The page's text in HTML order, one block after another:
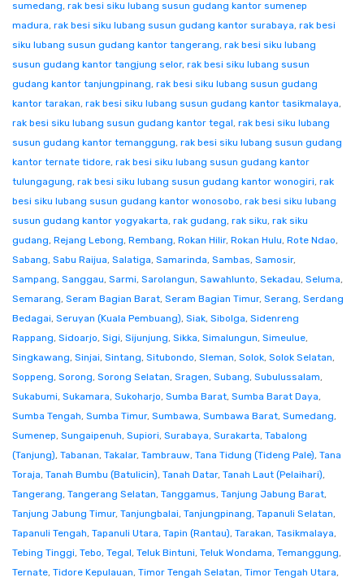
sumedang, rak besi siku lubang susun gudang kantor sumenep
madura, rak besi siku lubang susun gudang kantor surabaya, rak besi
siku lubang susun gudang kantor tangerang, rak besi siku lubang
susun gudang kantor tangjung selor, rak besi siku lubang susun
gudang kantor tanjungpinang, rak besi siku lubang susun gudang
kantor tarakan, rak besi siku lubang susun gudang kantor tasikmalaya,
rak besi siku lubang susun gudang kantor tegal, rak besi siku lubang
susun gudang kantor temanggung, rak besi siku lubang susun gudang
kantor ternate tidore, rak besi siku lubang susun gudang kantor
tulungagung, rak besi siku lubang susun gudang kantor wonogiri, rak
besi siku lubang susun gudang kantor wonosobo, rak besi siku lubang
susun gudang kantor yogyakarta, rak gudang, rak siku, rak siku
gudang, Rejang Lebong, Rembang, Rokan Hilir, Rokan Hulu, Rote Ndao,
Sabang, Sabu Raijua, Salatiga, Samarinda, Sambas, Samosir,
Sampang, Sanggau, Sarmi, Sarolangun, Sawahlunto, Sekadau, Seluma,
Semarang, Seram Bagian Barat, Seram Bagian Timur, Serang, Serdang
Bedagai, Seruyan (Kuala Pembuang), Siak, Sibolga, Sidenreng
Rappang, Sidoarjo, Sigi, Sijunjung, Sikka, Simalungun, Simeulue,
Singkawang, Sinjai, Sintang, Situbondo, Sleman, Solok, Solok Selatan,
Soppeng, Sorong, Sorong Selatan, Sragen, Subang, Subulussalam,
Sukabumi, Sukamara, Sukoharjo, Sumba Barat, Sumba Barat Daya,
Sumba Tengah, Sumba Timur, Sumbawa, Sumbawa Barat, Sumedang,
Sumenep, Sungaipenuh, Supiori, Surabaya, Surakarta, Tabalong
(Tanjung), Tabanan, Takalar, Tambrauw, Tana Tidung (Tideng Pale), Tana
Toraja, Tanah Bumbu (Batulicin), Tanah Datar, Tanah Laut (Pelaihari),
Tangerang, Tangerang Selatan, Tanggamus, Tanjung Jabung Barat,
Tanjung Jabung Timur, Tanjungbalai, Tanjungpinang, Tapanuli Selatan,
Tapanuli Tengah, Tapanuli Utara, Tapin (Rantau), Tarakan, Tasikmalaya,
Tebing Tinggi, Tebo, Tegal, Teluk Bintuni, Teluk Wondama, Temanggung,
Ternate, Tidore Kepulauan, Timor Tengah Selatan, Timor Tengah Utara,